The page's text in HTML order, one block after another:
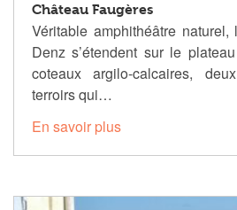
Château Faugères
Véritable amphithéâtre
Denz s’étendent sur le
coteaux argilo-calcaires,
terroirs qui…
En savoir plus